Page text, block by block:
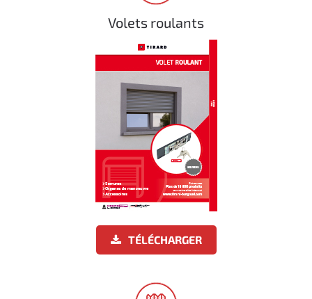
Volets roulants
TÉLÉCHARGER